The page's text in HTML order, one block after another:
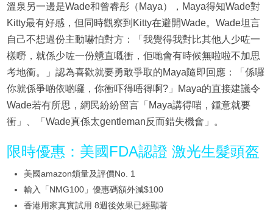
溫泉另一邊是Wade和曾睿彤（Maya），Maya得知Wade對
Kitty最有好感，但同時觀察到Kitty在避開Wade。Wade坦言
自己不想過份主動嚇怕對方：「我覺得我對比其他人少咗一
樣嘢，就係少咗一份戇直嘅衝，佢哋會有時候無啦啦不加思
考地衝。」認為喜歡就要勇敢爭取的Maya隨即回應：「係囉
你就係爭啲依啲囉，你衝吓得唔得啊?」Maya的直接建議令
Wade若有所思，網民紛紛留言「Maya講得啱，鍾意就要
衝」、「Wade真係太gentleman反而錯失機會」。
限時優惠：美國FDA認證 激光生髮頭盔
美國amazon鎖量及評價No. 1
輸入「NMG100」優惠碼額外減$100
香港用家真實試用 8週後效果已經顯著